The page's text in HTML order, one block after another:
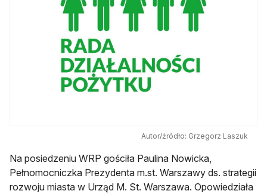
Autor/źródło: Grzegorz Laszuk
Na posiedzeniu WRP gościła Paulina Nowicka,
Pełnomocniczka Prezydenta m.st. Warszawy ds. strategii
rozwoju miasta w Urząd M. St. Warszawa. Opowiedziała